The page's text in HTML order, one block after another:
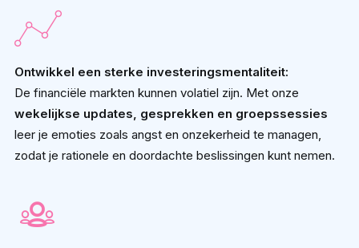
Ontwikkel een sterke investeringsmentaliteit:
De financiële markten kunnen volatiel zijn. Met onze
wekelijkse updates, gesprekken en groepssessies
leer je emoties zoals angst en onzekerheid te managen,
zodat je rationele en doordachte beslissingen kunt nemen.